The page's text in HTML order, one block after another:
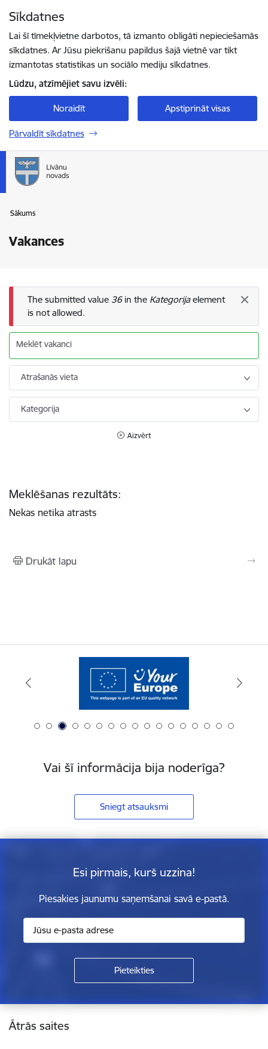
Sīkdatnes
Lai šī tīmekļvietne darbotos, tā izmanto obligāti nepieciešamās
sīkdatnes. Ar Jūsu piekrišanu papildus šajā vietnē var tikt
izmantotas statistikas un sociālo mediju sīkdatnes.
Lūdzu, atzīmējiet savu izvēli:
Noraidīt Apstiprināt visas
Pārvaldīt sīkdatnes
Sākums
Vakances
Kļūdas ziņojums
The submitted value 36in the Kategorijaelement
is not allowed.
Meklēt vakanci
Atrašanās vieta
Kategorija
Aizvērt
Meklēšanas rezultāts:
Nekas netika atrasts
Drukāt lapu
Vai šī informācija bija noderīga?
Sniegt atsauksmi
Esi pirmais, kurš uzzina!
Piesakies jaunumu saņemšanai savā e-pastā.
Kājene
Ātrās saites